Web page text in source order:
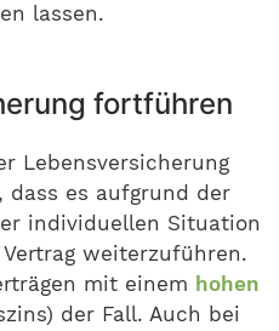
lassen.
fortführen
Lebensversicherung
dass es aufgrund der
individuellen Situation
weiterzuführen.
mit einem hohen
der Fall. Auch bei